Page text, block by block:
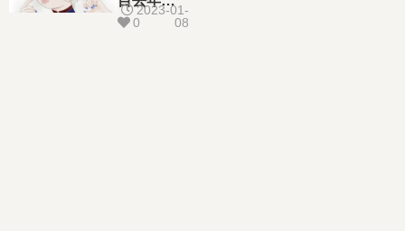
振り返ろ
0
2023-01-
08